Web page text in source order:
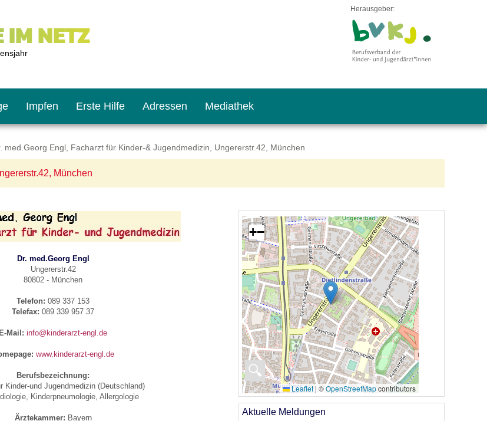
NETZ
Herausgeber:
Impfen Erste Hilfe Adressen Mediathek
med.Georg Engl, Facharzt für Kinder-& Jugendmedizin, Ungererstr.42, München
München
Dr. med.Georg Engl
Ungererstr.42
80802 - München
Telefon: 089 337 153
Telefax: 089 339 957 37
E-Mail: info@kinderarzt-engl.de
www.kinderarzt-engl.de
Berufsbezeichnung:
Kinder-und Jugendmedizin (Deutschland)
Kinderpneumologie, Allergologie
Ärztekammer: Bayern
🔍
+−
Leaflet | ©OpenStreetMapcontributors
Aktuelle Meldungen